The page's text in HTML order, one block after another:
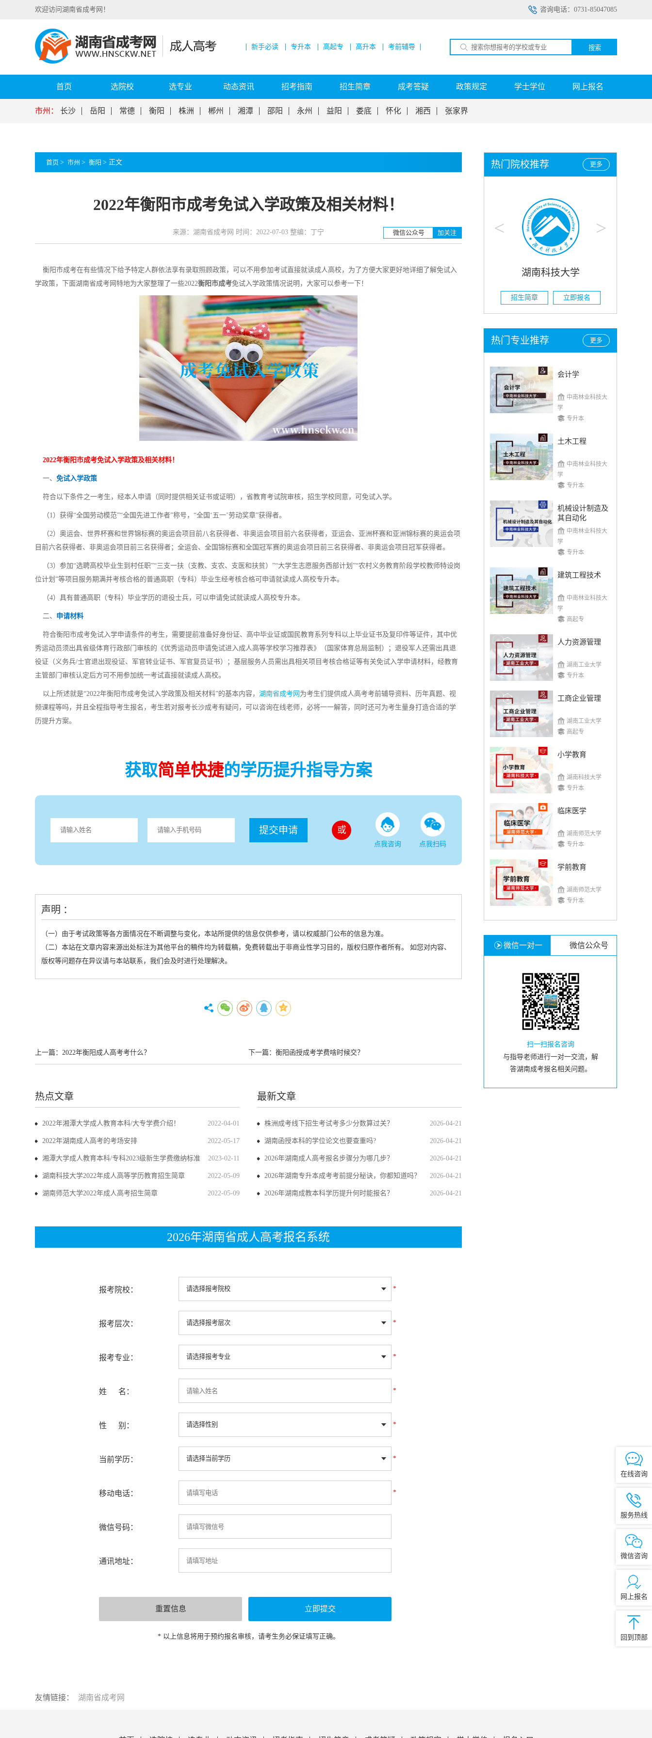
咨询电话：0731-85047085
欢迎访问湖南省成考网！
新手必读 专升本 高起专 高升本 考前辅导 搜索
首页 选院校 选专业 动态资讯 招考指南 招生简章 成考答疑 政策规定 学士学位 网上报名
市州： 长沙 岳阳 常德 衡阳 株洲 郴州 湘潭 邵阳 永州 益阳 娄底 怀化 湘西 张家界
首页 > 市州 > 衡阳 > 正文
2022年衡阳市成考免试入学政策及相关材料！
来源：湖南省成考网 时间：2022-07-03 整编：丁宁 微信公众号 加关注
衡阳市成考在有些情况下给予特定人群依法享有录取照顾政策，可以不用参加考试直接就读成人高校，为了方便大家更好地详细了解免试入
学政策，下面湖南省成考网特地为大家整理了一些2022衡阳市成考免试入学政策情况说明，大家可以参考一下！
2022年衡阳市成考免试入学政策及相关材料！
一、 免试入学政策
符合以下条件之一考生，经本人申请（同时提供相关证书或证明），省教育考试院审核，招生学校同意，可免试入学。
（1）获得“全国劳动模范”“全国先进工作者”称号，“全国‘五一’劳动奖章”获得者。
（2）奥运会、世界杯赛和世界锦标赛的奥运会项目前八名获得者、非奥运会项目前六名获得者，亚运会、亚洲杯赛和亚洲锦标赛的奥运会项
目前六名获得者、非奥运会项目前三名获得者；全运会、全国锦标赛和全国冠军赛的奥运会项目前三名获得者、非奥运会项目冠军获得者。
（3）参加“选聘高校毕业生到村任职”“三支一扶（支教、支农、支医和扶贫）”“大学生志愿服务西部计划”“农村义务教育阶段学校教师特设岗
位计划”等项目服务期满并考核合格的普通高职（专科）毕业生经考核合格可申请就读成人高校专升本。
（4）具有普通高职（专科）毕业学历的退役士兵，可以申请免试就读成人高校专升本。
二、 申请材料
符合衡阳市成考免试入学申请条件的考生，需要提前准备好身份证、高中毕业证或国民教育系列专科以上毕业证书及复印件等证件，其中优
秀运动员须出具省级体育行政部门审核的《优秀运动员申请免试进入成人高等学校学习推荐表》（国家体育总局监制）；退役军人还需出具退
役证（义务兵/士官退出现役证、军官转业证书、军官复员证书）；基层服务人员需出具相关项目考核合格证等有关免试入学申请材料，经教育
主管部门审核认定后方可不用参加统一考试直接就读成人高校。
以上所述就是“2022年衡阳市成考免试入学政策及相关材料”的基本内容， 湖南省成考网 为考生们提供成人高考考前辅导资料、历年真题、视
频课程等吗，并且全程指导考生报名，考生若对报考长沙成考有疑问，可以咨询在线老师，必将一一解答，同时还可为考生量身打造合适的学
历提升方案。
获取简单快捷的学历提升指导方案
提交申请 或
点我咨询 点我扫码
声明 ：
（一）由于考试政策等各方面情况在不断调整与变化，本站所提供的信息仅供参考，请以权威部门公布的信息为准。
（二）本站在文章内容来源出处标注为其他平台的稿件均为转载稿，免费转载出于非商业性学习目的，版权归原作者所有。 如您对内容、
版权等问题存在异议请与本站联系，我们会及时进行处理解决。
上一篇： 2022年衡阳成人高考考什么？ 下一篇： 衡阳函授成考学费啥时候交？
热点文章
2022-04-01
2022年湘潭大学成人教育本科/大专学费介绍！
2022-05-17
2022年湖南成人高考的考场安排
2023-02-11
湘潭大学成人教育本科/专科2023级新生学费缴纳标准
2022-05-09
湖南科技大学2022年成人高等学历教育招生简章
2022-05-09
湖南师范大学2022年成人高考招生简章
最新文章
2026-04-21
株洲成考线下招生考试考多少分数算过关？
2026-04-21
湖南函授本科的学位论文也要查重吗?
2026-04-21
2026年湖南成人高考报名步骤分为哪几步？
2026-04-21
2026年湖南专升本成考考前提分秘诀，你都知道吗？
2026-04-21
2026年湖南成教本科学历提升何时能报名？
2026年湖南省成人高考报名系统
报考院校： *
报考层次： *
报考专业： *
姓 名： *
性 别： *
当前学历： *
移动电话： *
微信号码：
通讯地址：
* 以上信息将用于预约报名审核，请考生务必保证填写正确。
更多
热门院校推荐
< >
湖南工业大学
招生简章 立即报名
湖南科技大学 湖南农业大学
招生简章 立即报名
更多
热门专业推荐
会计学
中南林业科技大
学
专升本
土木工程
中南林业科技大
学
专升本
机械设计制造及
其自动化
中南林业科技大
学
专升本
建筑工程技术
中南林业科技大
学
高起专
人力资源管理
湖南工业大学
专升本
工商企业管理
湖南工业大学
高起专
小学教育
湖南科技大学
专升本
临床医学
湖南师范大学
专升本
学前教育
湖南师范大学
专升本
微信一对一 微信公众号
扫一扫报名咨询
与指导老师进行一对一交流，解
答湖南成考报名相关问题。
友情链接： 湖南省成考网
在线咨询
服务热线
微信咨询
网上报名
回到顶部